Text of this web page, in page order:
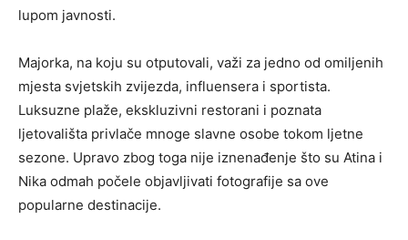
lupom javnosti.
Majorka, na koju su otputovali, važi za jedno od omiljenih
mjesta svjetskih zvijezda, influensera i sportista.
Luksuzne plaže, ekskluzivni restorani i poznata
ljetovališta privlače mnoge slavne osobe tokom ljetne
sezone. Upravo zbog toga nije iznenađenje što su Atina i
Nika odmah počele objavljivati fotografije sa ove
popularne destinacije.